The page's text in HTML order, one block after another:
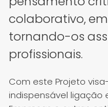
colaborativo,
tornando-os
profissionais.
Com este Projeto
indispensável ligação